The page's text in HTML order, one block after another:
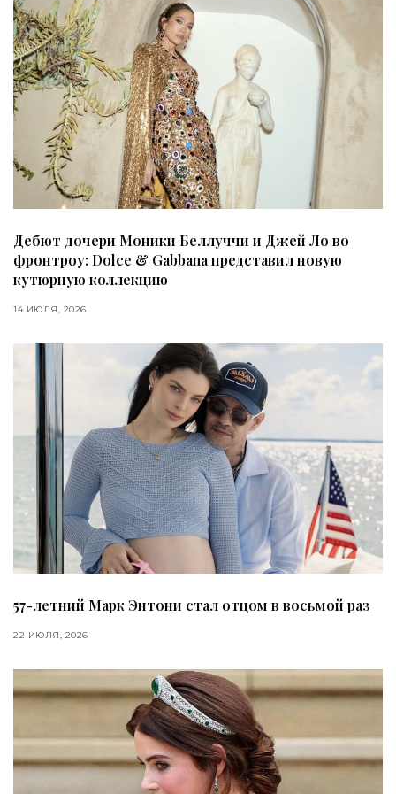
Дебют дочери Моники Беллуччи и Джей Ло во
фронтроу: Dolce & Gabbana представил новую
кутюрную коллекцию
14 ИЮЛЯ, 2026
57-летний Марк Энтони стал отцом в восьмой раз
22 ИЮЛЯ, 2026